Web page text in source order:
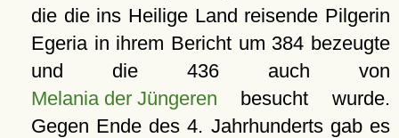
die die ins Heilige Land reisende Pilgerin
Egeria in ihrem Bericht um 384 bezeugte
und die 436 auch von
Melania der Jüngeren besucht wurde.
Gegen Ende des 4. Jahrhunderts gab es